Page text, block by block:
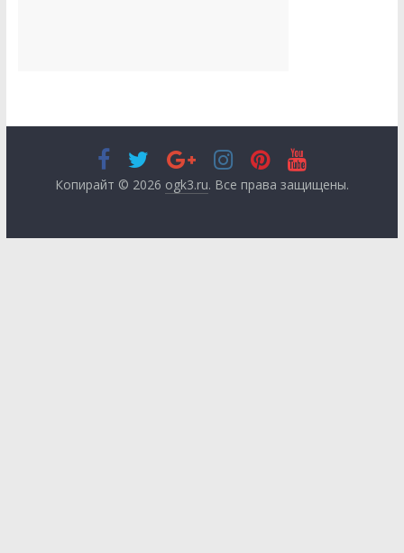
Копирайт © 2026 ogk3.ru. Все права защищены.